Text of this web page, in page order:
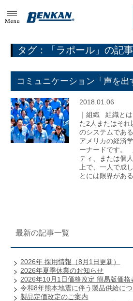
タグ：「ラポール」の記
コミュニケーション「声を出
2018.01.06
｜組織 組織と
た2人またはそれ
のシステムであ
アメリカの経済
ーナードです。
ティ、または個
上で、一人で成
とには限界があ
最新の記事一覧
2026年 採用情報（8月1日更新）
2026年夏季休業のお知らせ
2026年10月1日価格改定 簡易版価格
令和8年熊本地震に伴う製品供給に
製品定価改定のご案内